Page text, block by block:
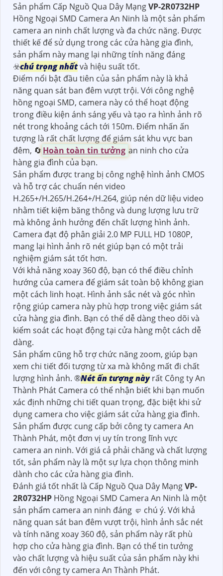
Sản phẩm Cấp Nguồ Qua Dây MạngVP-2R0732HP
Hồng Ngoại SMD Camera An Ninh là một sản phẩm
camera an ninh chất lượng và đa chức năng. Được
thiết kế để sử dụng trong các cửa hàng gia đình,
sản phẩm này mang lại những tính năng đáng
☣️chú trọng nhấtvà hiệu suất tốt.
Điểm nổi bật đầu tiên của sản phẩm này là khả
năng quan sát ban đêm vượt trội. Với công nghệ
hồng ngoại SMD, camera này có thể hoạt động
trong điều kiện ánh sáng yếu và tạo ra hình ảnh rõ
nét trong khoảng cách tới 150m. Điểm nhấn ấn
tượng là rất chất lượng để giám sát khu vực ban
đêm, 🔄 Hoàn toàn tin tưởng an ninh cho cửa
hàng gia đình của bạn.
Sản phẩm được trang bị công nghệ hình ảnh CMOS
và hỗ trợ các chuẩn nén video
H.265+/H.265/H.264+/H.264, giúp nén dữ liệu video
nhằm tiết kiệm băng thông và dung lượng lưu trữ
mà không ảnh hưởng đến chất lượng hình ảnh.
Camera đạt độ phân giải 2.0 MP FULL HD 1080P,
mang lại hình ảnh rõ nét giúp bạn có một trải
nghiệm giám sát tốt hơn.
Với khả năng xoay 360 độ, bạn có thể điều chỉnh
hướng của camera để giám sát toàn bộ không gian
một cách linh hoạt. Hình ảnh sắc nét và góc nhìn
rộng giúp camera này phù hợp trong việc giám sát
cửa hàng gia đình. Bạn có thể dễ dàng theo dõi và
kiểm soát các hoạt động tại cửa hàng một cách dễ
dàng.
Sản phẩm cũng hỗ trợ chức năng zoom, giúp bạn
xem chi tiết đối tượng từ xa mà không mất đi chất
lượng hình ảnh. ®️Nét ấn tượng nàyrất Công ty An
Thành Phát Camera có thể nhận biết khi bạn muốn
xác định những chi tiết quan trọng, đặc biệt khi sử
dụng camera cho việc giám sát cửa hàng gia đình.
Sản phẩm được cung cấp bởi công ty camera An
Thành Phát, một đơn vị uy tín trong lĩnh vực
camera an ninh. Với giá cả phải chăng và chất lượng
tốt, sản phẩm này là một sự lựa chọn thông minh
dành cho các cửa hàng gia đình.
Đánh giá tốt nhất là Cấp Nguồ Qua Dây MạngVP-
2R0732HP Hồng Ngoại SMD Camera An Ninh là một
sản phẩm camera an ninh đáng 🤛 chú ý. Với khả
năng quan sát ban đêm vượt trội, hình ảnh sắc nét
và tính năng xoay 360 độ, sản phẩm này rất phù
hợp cho cửa hàng gia đình. Bạn có thể tin tưởng
vào chất lượng và hiệu suất của sản phẩm này khi
đến với công ty camera An Thành Phát.